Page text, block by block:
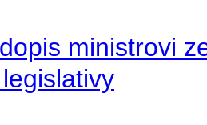
ministrovi